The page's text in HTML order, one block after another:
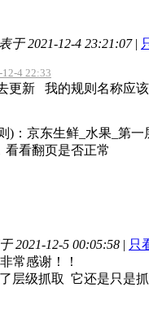
于 2021-12-4 23:21:07 |
4 22:33
更新 我的规则名称应
)：京东生鲜_水果_第
看看翻页是否正常
2021-12-5 00:05:58 | 只
常感谢！！
层级抓取 它还是只是